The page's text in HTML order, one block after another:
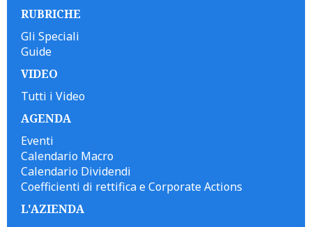
RUBRICHE
Gli Speciali
Guide
VIDEO
Tutti i Video
AGENDA
Eventi
Calendario Macro
Calendario Dividendi
Coefficienti di rettifica e Corporate Actions
L'AZIENDA